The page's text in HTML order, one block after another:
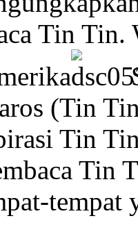
Tin
(Tin
Tin
Tin